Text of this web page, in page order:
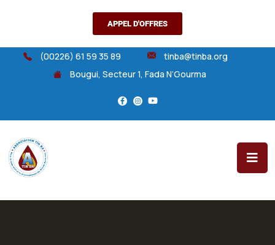
APPEL D'OFFRES
(00226) 61 59 35 89
tinba@tinba.org
Bougui, Secteur 1, Fada N’Gourma